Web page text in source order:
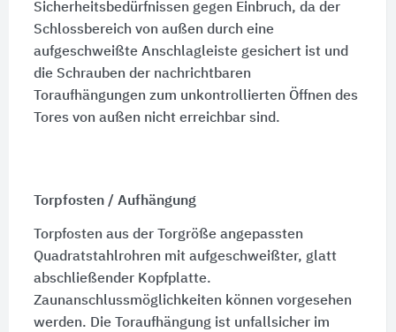
Sicherheitsbedürfnissen gegen Einbruch, da der
Schlossbereich von außen durch eine
aufgeschweißte Anschlagleiste gesichert ist und
die Schrauben der nachrichtbaren
Toraufhängungen zum unkontrollierten Öffnen des
Tores von außen nicht erreichbar sind.
Torpfosten / Aufhängung
Torpfosten aus der Torgröße angepassten
Quadratstahlrohren mit aufgeschweißter, glatt
abschließender Kopfplatte.
Zaunanschlussmöglichkeiten können vorgesehen
werden. Die Toraufhängung ist unfallsicher im